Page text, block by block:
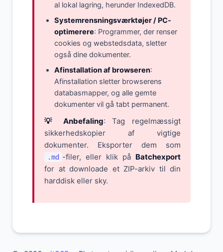
al lokal lagring, herunder IndexedDB.
Systemrensningsværktøjer / PC-
optimerere: Programmer, der renser
cookies og webstedsdata, sletter
også dine dokumenter.
Afinstallation af browseren:
Afinstallation sletter browserens
databasmapper, og alle gemte
dokumenter vil gå tabt permanent.
💡 Anbefaling: Tag regelmæssigt
sikkerhedskopier af vigtige
dokumenter. Eksporter dem som
.md -filer, eller klik på Batchexport
for at downloade et ZIP-arkiv til din
harddisk eller sky.